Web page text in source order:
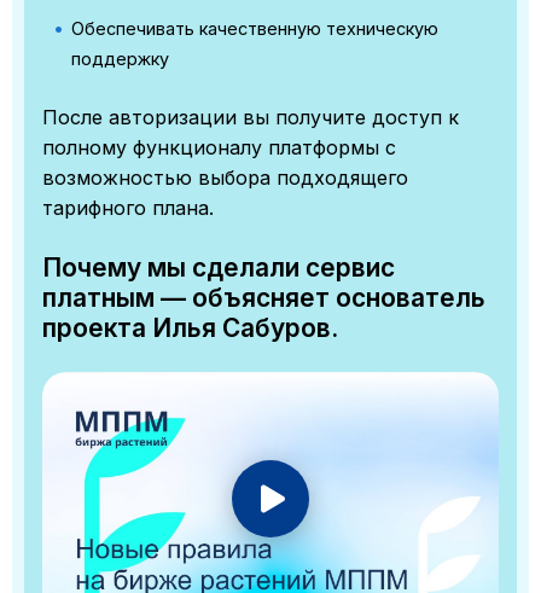
Обеспечивать качественную техническую
поддержку
После авторизации вы получите доступ к
полному функционалу платформы с
возможностью выбора подходящего
тарифного плана.
Почему мы сделали сервис
платным — объясняет основатель
проекта Илья Сабуров.